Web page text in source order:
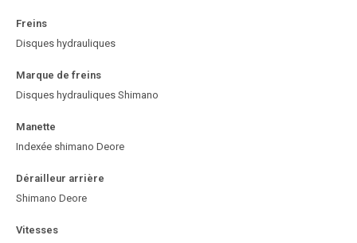
Freins
Disques hydrauliques
Marque de freins
Disques hydrauliques Shimano
Manette
Indexée shimano Deore
Dérailleur arrière
Shimano Deore
Vitesses